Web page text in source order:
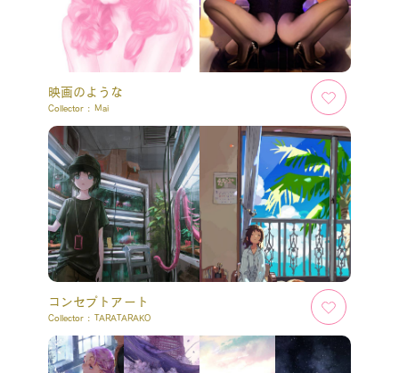
映画のような
Collector : Mai
コンセプトアート
Collector : TARATARAKO